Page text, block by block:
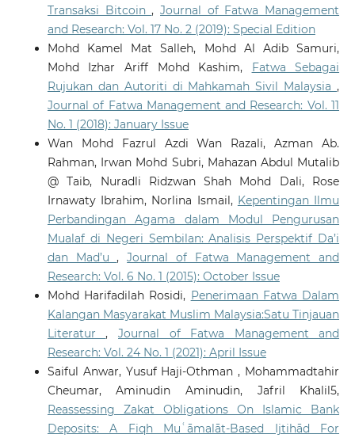
Transaksi Bitcoin,Journal of Fatwa Management
and Research: Vol. 17 No. 2 (2019): Special Edition
Mohd Kamel Mat Salleh, Mohd Al Adib Samuri,
Mohd Izhar Ariff Mohd Kashim, Fatwa Sebagai
Rujukan dan Autoriti di Mahkamah Sivil Malaysia,
Journal of Fatwa Management and Research: Vol. 11
No. 1 (2018): January Issue
Wan Mohd Fazrul Azdi Wan Razali, Azman Ab.
Rahman, Irwan Mohd Subri, Mahazan Abdul Mutalib
@ Taib, Nuradli Ridzwan Shah Mohd Dali, Rose
Irnawaty Ibrahim, Norlina Ismail, Kepentingan Ilmu
Perbandingan Agama dalam Modul Pengurusan
Mualaf di Negeri Sembilan: Analisis Perspektif Da’i
dan Mad’u,Journal of Fatwa Management and
Research: Vol. 6 No. 1 (2015): October Issue
Mohd Harifadilah Rosidi, Penerimaan Fatwa Dalam
Kalangan Masyarakat Muslim Malaysia:Satu Tinjauan
Literatur, Journal of Fatwa Management and
Research: Vol. 24 No. 1 (2021): April Issue
Saiful Anwar, Yusuf Haji-Othman , Mohammadtahir
Cheumar, Aminudin Aminudin, Jafril Khalil5,
Reassessing Zakat Obligations On Islamic Bank
Deposits: A Fiqh Muʿāmalāt-Based Ijtihād For